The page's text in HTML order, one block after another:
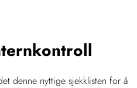
denne nyttige sjekklisten for å